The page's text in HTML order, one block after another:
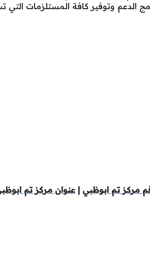
الدعم وتوفير كافة المستلزمات التي
مركز تم ابوظبي | عنوان مركز تم